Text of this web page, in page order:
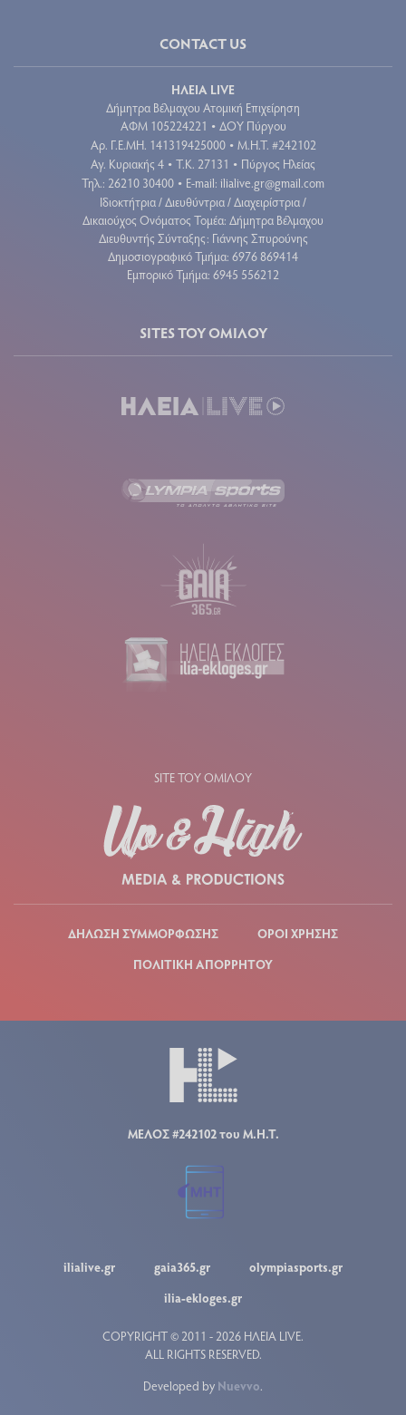
CONTACT US
ΗΛΕΙΑ LIVE
Δήμητρα Βέλμαχου Ατομική Επιχείρηση
ΑΦΜ 105224221 • ΔΟΥ Πύργου
Aρ. Γ.Ε.ΜΗ. 141319425000 • Μ.Η.Τ. #242102
Αγ. Κυριακής 4 • Τ.Κ. 27131 • Πύργος Ηλείας
Τηλ.: 26210 30400 • E-mail: ilialive.gr@gmail.com
Ιδιοκτήτρια / Διευθύντρια / Διαχειρίστρια /
Δικαιούχος Ονόματος Τομέα: Δήμητρα Βέλμαχου
Διευθυντής Σύνταξης: Γιάννης Σπυρούνης
Δημοσιογραφικό Τμήμα: 6976 869414
Εμπορικό Τμήμα: 6945 556212
SITES ΤΟΥ ΟΜΙΛΟΥ
SITE ΤΟΥ ΟΜΙΛΟΥ
ΔΗΛΩΣΗ ΣΥΜΜΟΡΦΩΣΗΣ
ΟΡΟΙ ΧΡΗΣΗΣ
ΠΟΛΙΤΙΚΗ ΑΠΟΡΡΗΤΟΥ
ΜΕΛΟΣ #242102 του Μ.Η.Τ.
ilialive.gr gaia365.gr
olympiasports.gr
ilia-ekloges.gr
COPYRIGHT © 2011 - 2026 ΗΛΕΙΑ LIVE.
ALL RIGHTS RESERVED.
Developed by Nuevvo.